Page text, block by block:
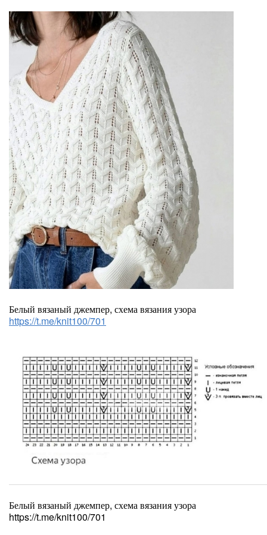
Белый вязаный джемпер, схема вязания узора
https://t.me/knit100/701
Белый вязаный джемпер, схема вязания узора
https://t.me/knit100/701